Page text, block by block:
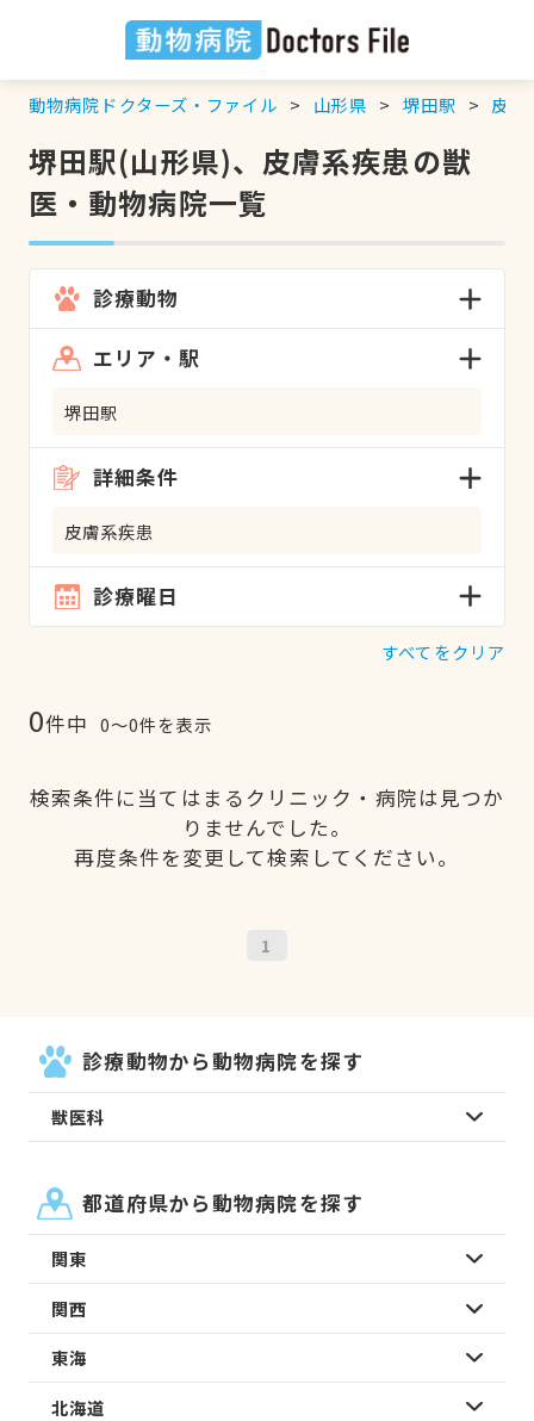
動物病院ドクターズ・ファイル 山形県 堺田駅 皮膚
堺田駅(山形県)、皮膚系疾患の獣
医・動物病院一覧
診療動物
エリア・駅
堺田駅
詳細条件
皮膚系疾患
診療曜日
すべてをクリア
0件中 0〜0件を表示
検索条件に当てはまるクリニック・病院は見つか
りませんでした。
再度条件を変更して検索してください。
1
診療動物から動物病院を探す
獣医科
都道府県から動物病院を探す
関東
関西
東海
北海道